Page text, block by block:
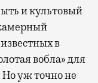
и культовый
в
вобла» для
уж точно не